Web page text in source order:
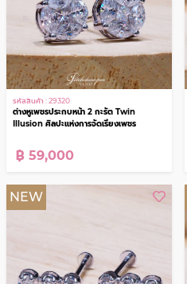
฿ 259,000
NEW
฿ 59,000